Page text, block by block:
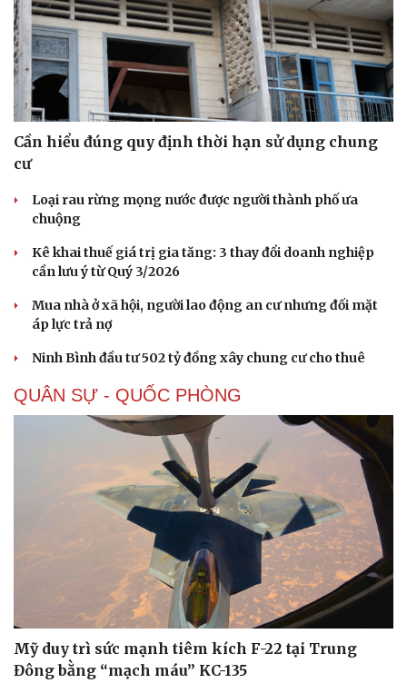
Cần hiểu đúng quy định thời hạn sử dụng chung
cư
Loại rau rừng mọng nước được người thành phố ưa
chuộng
Kê khai thuế giá trị gia tăng: 3 thay đổi doanh nghiệp
cần lưu ý từ Quý 3/2026
Mua nhà ở xã hội, người lao động an cư nhưng đối mặt
áp lực trả nợ
Ninh Bình đầu tư 502 tỷ đồng xây chung cư cho thuê
QUÂN SỰ - QUỐC PHÒNG
Mỹ duy trì sức mạnh tiêm kích F-22 tại Trung
Đông bằng “mạch máu” KC-135